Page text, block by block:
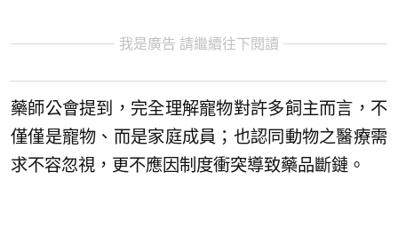
我是廣告 請繼續往下閱讀
藥師公會提到，完全理解寵物對許多飼主而言，不
僅僅是寵物、而是家庭成員；也認同動物之醫療需
求不容忽視，更不應因制度衝突導致藥品斷鏈。